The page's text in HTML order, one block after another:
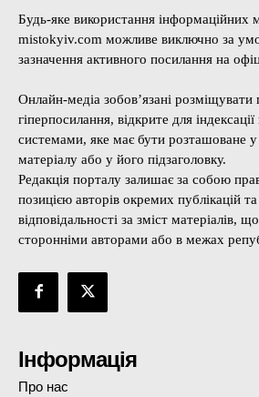
Будь-яке використання інформаційних
mistokyiv.com можливе виключно за
зазначення активного посилання на
Онлайн-медіа зобов’язані розміщувати
гіперпосилання, відкрите для
системами, яке має бути розташоване
матеріалу або у його підзаголовку.
Редакція порталу залишає за собою
позицією авторів окремих публікацій
відповідальності за зміст матеріалів,
сторонніми авторами або в межах
Інформація
Про нас